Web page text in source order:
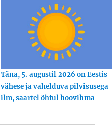
Täna, 5. augustil 2026 on Eestis
vähese ja vahelduva pilvisusega
ilm, saartel õhtul hoovihma